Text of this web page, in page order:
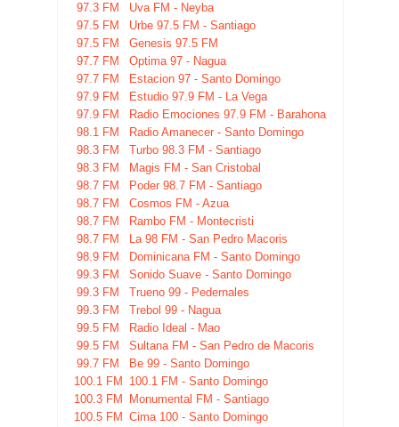
97.3 FM
Uva FM - Neyba
97.5 FM
Urbe 97.5 FM - Santiago
97.5 FM
Genesis 97.5 FM
97.7 FM
Optima 97 - Nagua
97.7 FM
Estacion 97 - Santo Domingo
97.9 FM
Estudio 97.9 FM - La Vega
97.9 FM
Radio Emociones 97.9 FM - Barahona
98.1 FM
Radio Amanecer - Santo Domingo
98.3 FM
Turbo 98.3 FM - Santiago
98.3 FM
Magis FM - San Cristobal
98.7 FM
Poder 98.7 FM - Santiago
98.7 FM
Cosmos FM - Azua
98.7 FM
Rambo FM - Montecristi
98.7 FM
La 98 FM - San Pedro Macoris
98.9 FM
Dominicana FM - Santo Domingo
99.3 FM
Sonido Suave - Santo Domingo
99.3 FM
Trueno 99 - Pedernales
99.3 FM
Trebol 99 - Nagua
99.5 FM
Radio Ideal - Mao
99.5 FM
Sultana FM - San Pedro de Macoris
99.7 FM
Be 99 - Santo Domingo
100.1 FM
100.1 FM - Santo Domingo
100.3 FM
Monumental FM - Santiago
100.5 FM Cima 100 - Santo Domingo